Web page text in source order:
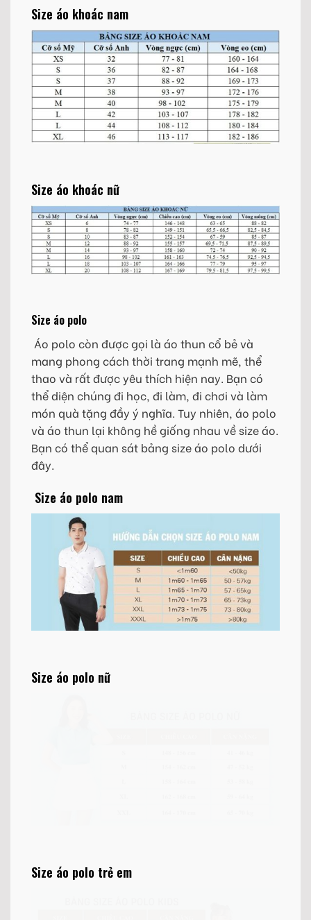
Size áo khoác nam
Size áo khoác nữ
Size áo polo
Áo polo còn được gọi là áo thun cổ bẻ và
mang phong cách thời trang mạnh mẽ, thể
thao và rất được yêu thích hiện nay. Bạn có
thể diện chúng đi học, đi làm, đi chơi và làm
món quà tặng đầy ý nghĩa. Tuy nhiên, áo polo
và áo thun lại không hề giống nhau về size áo.
Bạn có thể quan sát bảng size áo polo dưới
đây.
Size áo polo nam
Size áo polo nữ
Size áo polo trẻ em